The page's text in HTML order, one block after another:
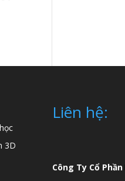
3D
Liên hệ:
Công Ty Cổ Phần